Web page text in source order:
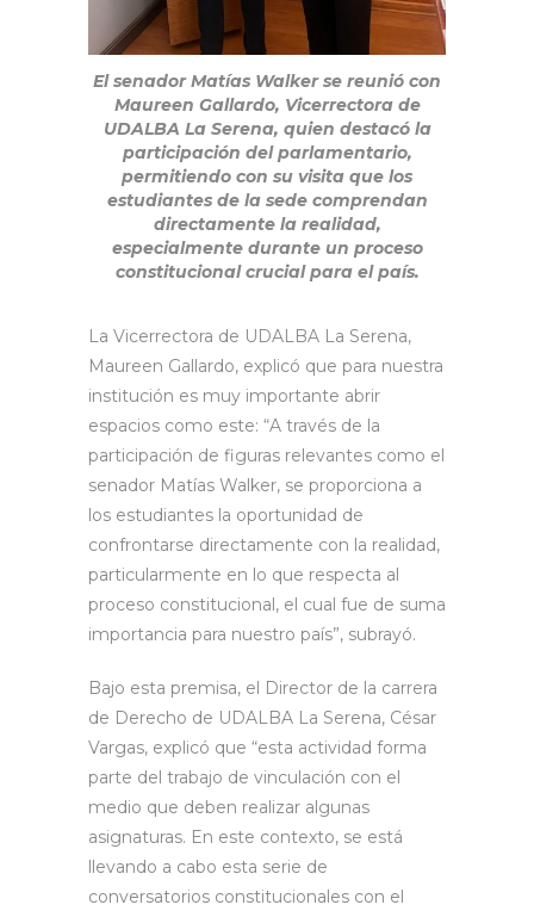
El senador Matías Walker se reunió con
Maureen Gallardo, Vicerrectora de
UDALBA La Serena, quien destacó la
participación del parlamentario,
permitiendo con su visita que los
estudiantes de la sede comprendan
directamente la realidad,
especialmente durante un proceso
constitucional crucial para el país.
La Vicerrectora de UDALBA La Serena,
Maureen Gallardo, explicó que para nuestra
institución es muy importante abrir
espacios como este: “A través de la
participación de figuras relevantes como el
senador Matías Walker, se proporciona a
los estudiantes la oportunidad de
confrontarse directamente con la realidad,
particularmente en lo que respecta al
proceso constitucional, el cual fue de suma
importancia para nuestro país”, subrayó.
Bajo esta premisa, el Director de la carrera
de Derecho de UDALBA La Serena, César
Vargas, explicó que “esta actividad forma
parte del trabajo de vinculación con el
medio que deben realizar algunas
asignaturas. En este contexto, se está
llevando a cabo esta serie de
conversatorios constitucionales con el